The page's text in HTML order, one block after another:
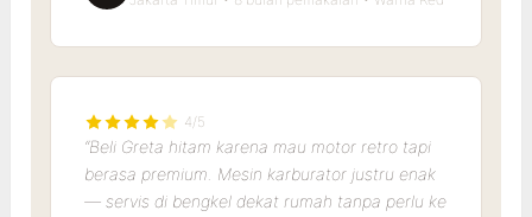
4/5
“Beli Greta hitam karena mau motor retro tapi
berasa premium. Mesin karburator justru enak
— servis di bengkel dekat rumah tanpa perlu ke